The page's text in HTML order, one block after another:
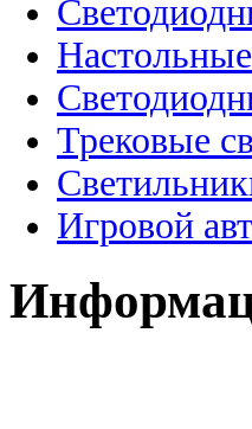
Трековые
Игровой